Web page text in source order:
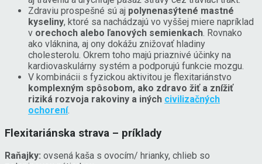
Zdraviu prospešné sú aj polynenasýtené mastné
kyseliny, ktoré sa nachádzajú vo vyššej miere napríklad
v orechoch alebo ľanových semienkach. Rovnako
ako vláknina, aj ony dokážu znižovať hladiny
cholesterolu. Okrem toho majú priaznivé účinky na
kardiovaskulárny systém a podporujú funkcie mozgu.
V kombinácii s fyzickou aktivitou je flexitariánstvo
komplexným spôsobom, ako zdravo žiť a znížiť
riziká rozvoja rakoviny a iných civilizačných
ochorení.
Flexitariánska strava – príklady
Raňajky: ovsená kaša s ovocím/ hrianky, chlieb so